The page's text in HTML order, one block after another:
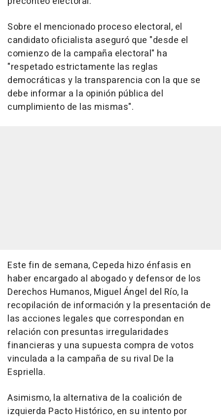
Sobre el mencionado proceso electoral, el
candidato oficialista aseguró que "desde el
comienzo de la campaña electoral" ha
"respetado estrictamente las reglas
democráticas y la transparencia con la que se
debe informar a la opinión pública del
cumplimiento de las mismas".
Este fin de semana, Cepeda hizo énfasis en
haber encargado al abogado y defensor de los
Derechos Humanos, Miguel Ángel del Río, la
recopilación de información y la presentación de
las acciones legales que correspondan en
relación con presuntas irregularidades
financieras y una supuesta compra de votos
vinculada a la campaña de su rival De la
Espriella.
Asimismo, la alternativa de la coalición de
izquierda Pacto Histórico, en su intento por